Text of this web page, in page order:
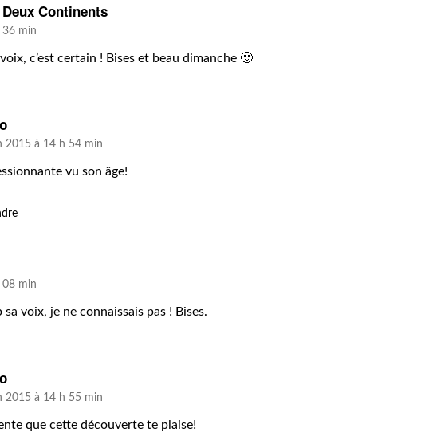
Continents
36 min
c’est certain ! Bises et beau dimanche 🙂
2015 à 14 h 54 min
vu son âge!
08 min
sa voix, je ne connaissais pas ! Bises.
2015 à 14 h 55 min
que cette découverte te plaise!